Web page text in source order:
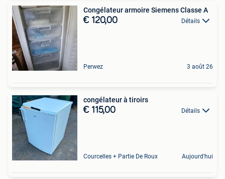
Congélateur armoire Siemens Classe A
€ 120,00 Détails
Perwez 3 août 26
congélateur à tiroirs
€ 115,00 Détails
Courcelles + Partie De Roux Aujourd'hui